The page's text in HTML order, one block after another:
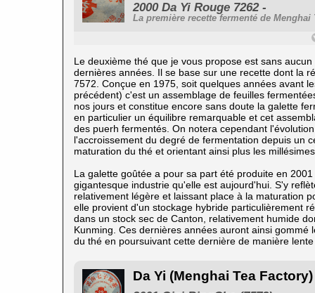
2000 Da Yi Rouge 7262 -
La première recette fermenté de Menghai
Le deuxième thé que je vous propose est sans
dernières années. Il se base sur une recette dont la
7572. Conçue en 1975, soit quelques années avant
précédent) c'est un assemblage de feuilles
nos jours et constitue encore sans doute la galette
en particulier un équilibre remarquable et cet
des puerh fermentés. On notera cependant
l'accroissement du degré de fermentation depuis un
maturation du thé et orientant ainsi plus les
La galette goûtée a pour sa part été produite en
gigantesque industrie qu'elle est aujourd'hui. S'y
relativement légère et laissant place à la maturation
elle provient d'un stockage hybride particulièrement
dans un stock sec de Canton, relativement humide
Kunming. Ces dernières années auront ainsi
du thé en poursuivant cette dernière de manière
Da Yi (Menghai Tea Factory)